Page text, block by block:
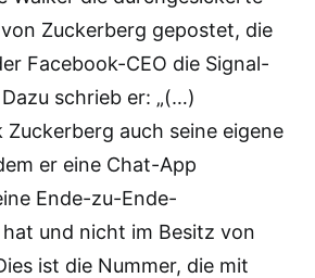
Zuckerberg gepostet, die
Facebook-CEO die Signal-
schrieb er: „(…)
auch seine eigene
er eine Chat-App
Ende-zu-Ende-
und nicht im Besitz von
ist die Nummer, die mit